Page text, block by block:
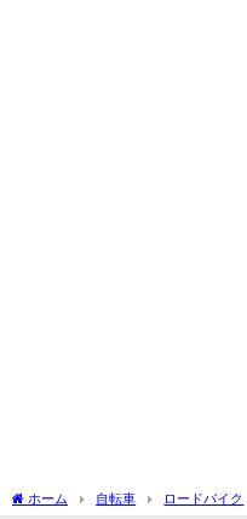
ホーム 自転車 ロードバイク